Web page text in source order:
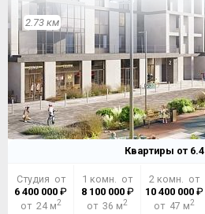
2.73 км
Квартиры от 6.4
Студия от
6 400 000 ₽
от 24 м2
1 комн. от
8 100 000₽
от 36 м2
2 комн. от
10 400 000₽
от 47 м2